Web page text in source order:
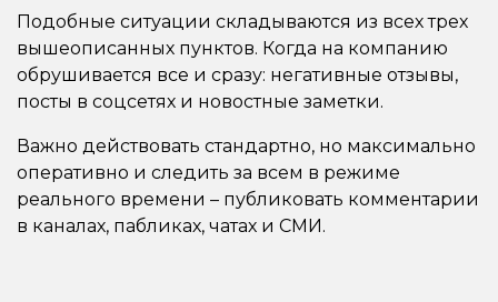
Подобные ситуации складываются из всех трех
вышеописанных пунктов. Когда на компанию
обрушивается все и сразу: негативные отзывы,
посты в соцсетях и новостные заметки.
Важно действовать стандартно, но максимально
оперативно и следить за всем в режиме
реального времени – публиковать комментарии
в каналах, пабликах, чатах и СМИ.